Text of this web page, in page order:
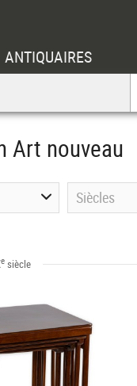
ANTIQUAIRES
Art nouveau
Siècles
e siècle